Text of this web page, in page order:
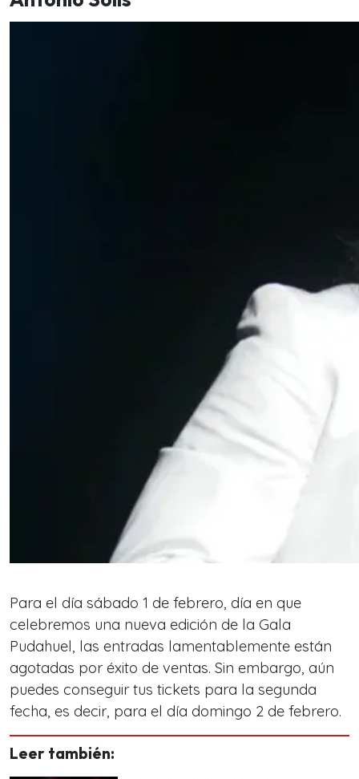
Para el día sábado 1 de febrero, día en que
celebremos una nueva edición de la Gala
Pudahuel, las entradas lamentablemente están
agotadas por éxito de ventas. Sin embargo, aún
puedes conseguir tus tickets para la segunda
fecha, es decir, para el día domingo 2 de febrero.
Leer también: